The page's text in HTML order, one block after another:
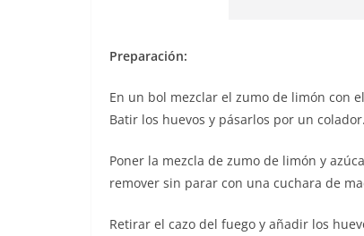
Preparación:
En un bol mezclar el zumo de limón con
Batir los huevos y pásarlos por un colador.
Poner la mezcla de zumo de limón y
remover sin parar con una cuchara de
Retirar el cazo del fuego y añadir los